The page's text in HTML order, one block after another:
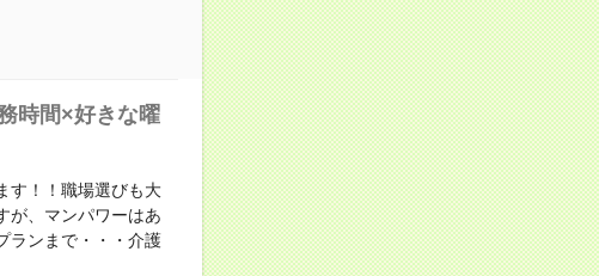
時間×好きな曜
す！！職場選びも大
が、マンパワーはあ
ランまで・・・介護